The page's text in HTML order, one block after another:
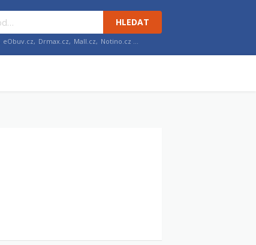
HLEDAT
eObuv.cz, Drmax.cz, Mall.cz, Notino.cz …